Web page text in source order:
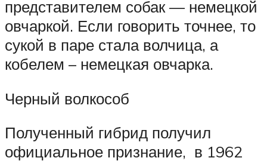
представителем собак — немецкой
овчаркой. Если говорить точнее, то
сукой в паре стала волчица, а
кобелем – немецкая овчарка.
Черный волкособ
Полученный гибрид получил
официальное признание, в 1962